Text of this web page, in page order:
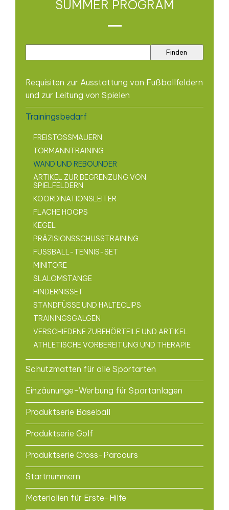
SUMMER PROGRAM
Requisiten zur Ausstattung von Fußballfeldern
und zur Leitung von Spielen
Trainingsbedarf
FREISTOSSMAUERN
TORMANNTRAINING
WAND UND REBOUNDER
ARTIKEL ZUR BEGRENZUNG VON
SPIELFELDERN
KOORDINATIONSLEITER
FLACHE HOOPS
KEGEL
PRÄZISIONSSCHUSSTRAINING
FUSSBALL-TENNIS-SET
MINITORE
SLALOMSTANGE
HINDERNISSET
STANDFÜSSE UND HALTECLIPS
TRAININGSGALGEN
VERSCHIEDENE ZUBEHÖRTEILE UND ARTIKEL
ATHLETISCHE VORBEREITUNG UND THERAPIE
Schutzmatten für alle Sportarten
Einzäununge-Werbung für Sportanlagen
Produktserie Baseball
Produktserie Golf
Produktserie Cross-Parcours
Startnummern
Materialien für Erste-Hilfe